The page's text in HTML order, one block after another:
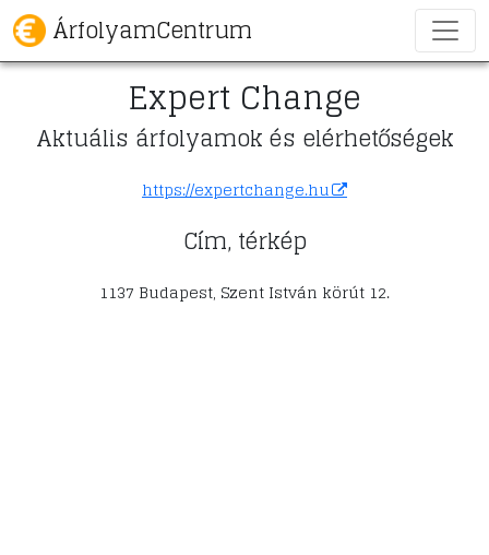
ÁrfolyamCentrum
Expert Change
Aktuális árfolyamok és elérhetőségek
https://expertchange.hu
Cím, térkép
1137 Budapest, Szent István körút 12.